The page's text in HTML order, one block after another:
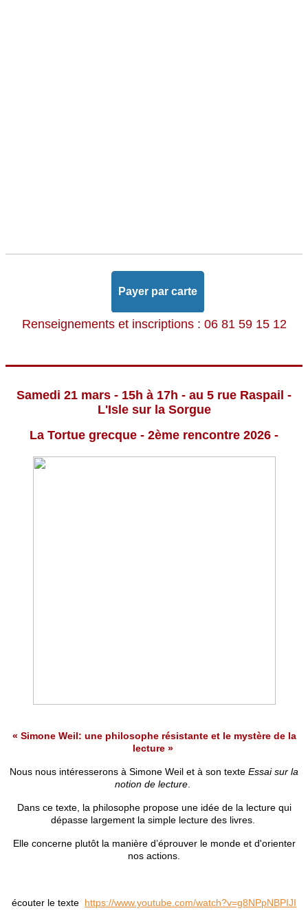
Payer par carte
Renseignements et inscriptions : 06 81 59 15 12
Samedi 21 mars - 15h à 17h - au 5 rue Raspail -
L'Isle sur la Sorgue
La Tortue grecque - 2ème rencontre 2026 -
« Simone Weil: une philosophe résistante et le mystère de la
lecture »
Nous nous intéresserons à Simone Weil et à son texte Essai sur la
notion de lecture
Dans ce texte, la philosophe propose une idée de la lecture qui
dépasse largement la simple lecture des livres.
Elle concerne plutôt la manière d’éprouver le monde et d'orienter
nos actions.
écouter le texte https://www.youtube.com/watch?v=g8NPpNBPIJI